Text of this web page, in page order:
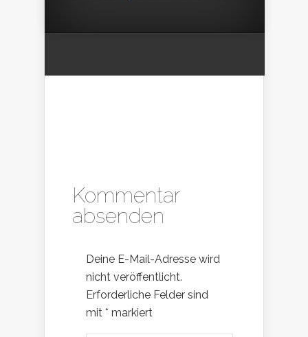
Kommentar
absenden
Deine E-Mail-Adresse wird
nicht veröffentlicht.
Erforderliche Felder sind
mit * markiert